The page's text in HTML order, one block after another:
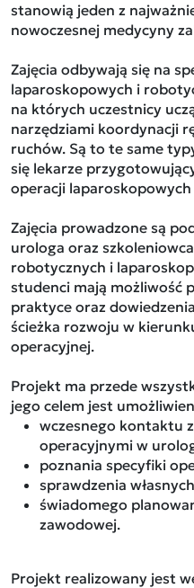
stanowią jeden z
nowoczesnej medycyny
Zajęcia odbywają się na
laparoskopowych i
na których uczestnicy
narzędziami koordynacji
ruchów. Są to te same
się lekarze
operacji
Zajęcia prowadzone są
urologa oraz
robotycznych i
studenci mają możliwość
praktyce oraz
ścieżka rozwoju w
operacyjnej.
Projekt ma przede
jego celem jest
wczesnego kontaktu
operacyjnymi w
poznania specyfiki
sprawdzenia
świadomego
zawodowej.
Projekt realizowany jest